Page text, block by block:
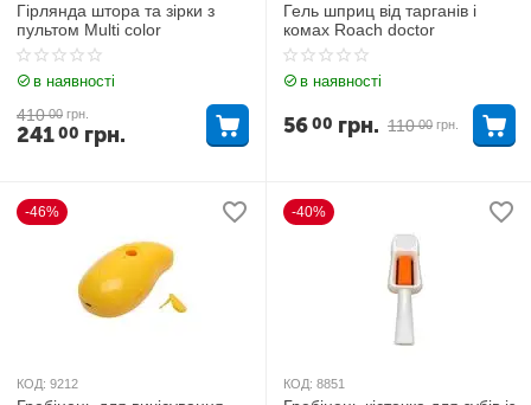
Гірлянда штора та зірки з
пультом Multi color
в наявності
410 00 грн.
24100 грн.
Гель шприц від тарганів і
комах Roach doctor
в наявності
110 00 грн.
5600 грн.
-46%
КОД: 9212
-40%
КОД: 8851